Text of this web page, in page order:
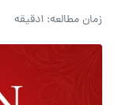
زمان مطالعه: 1دقیقه